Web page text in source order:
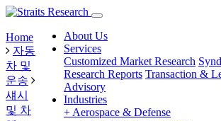
About Us
Services
Customized Market Research
Research Reports Transaction &
Advisory
Industries
+ Aerospace & Defense
Home
자동
차 및
운송
섀시
및 차